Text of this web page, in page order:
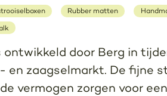
Rubber matten
door Berg in
en zaagselmarkt. De fijne
vermogen zorgen voor